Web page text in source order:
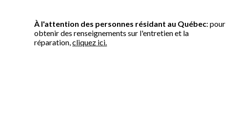
À l'attention des personnes résidant au Québec: pour
obtenir des renseignements sur l'entretien et la
réparation,cliquez ici.